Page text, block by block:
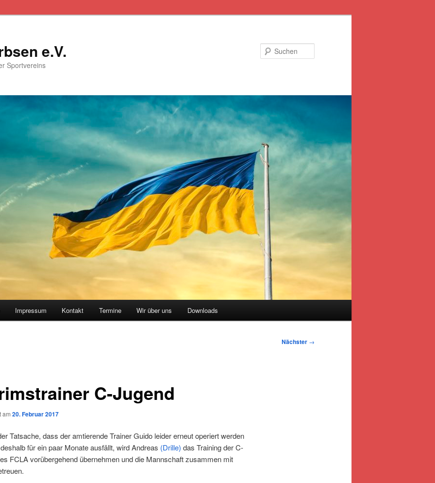
e.V.
Sportvereins
Impressum Kontakt Termine Wir über uns Downloads
Nächster →
C-Jugend
am 20. Februar 2017
Tatsache, dass der amtierende Trainer Guido leider erneut operiert werden
für ein paar Monate ausfällt, wird Andreas (Drille) das Training der C-
FCLA vorübergehend übernehmen und die Mannschaft zusammen mit